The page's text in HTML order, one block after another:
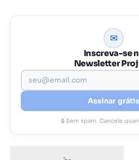
✉
Inscreva-se
Newsletter
Assinar grátis
🔒 Sem spam. Cancele